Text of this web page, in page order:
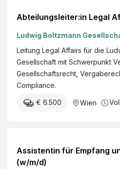
Abteilungsleiter:in Legal
Ludwig Boltzmann
Leitung Legal Affairs für die
Gesellschaft mit Schwerpunkt
Gesellschaftsrecht,
Compliance.
€ 6.500 Wien
Assistentin für Empfang
(w/m/d)